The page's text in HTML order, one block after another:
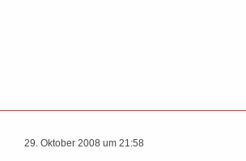
29. Oktober 2008 um 21:58